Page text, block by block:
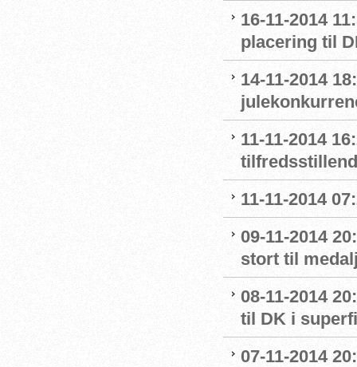
16-11-2014
placering til
14-11-2014
11-11-2014
11-11-2014
09-11-2014
stort til
08-11-2014
til DK i
07-11-2014